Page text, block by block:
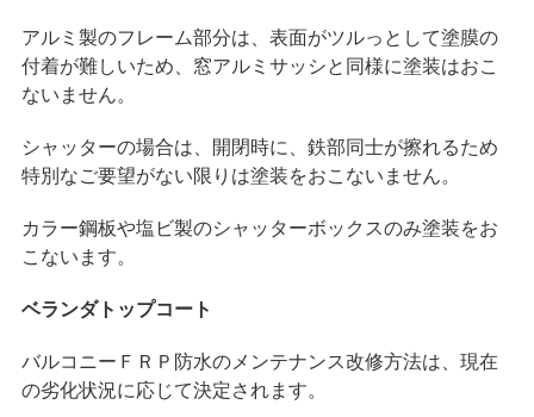
アルミ製のフレーム部分は、表面がツルっとして塗膜の
付着が難しいため、窓アルミサッシと同様に塗装はおこ
ないません。
シャッターの場合は、開閉時に、鉄部同士が擦れるため
特別なご要望がない限りは塗装をおこないません。
カラー鋼板や塩ビ製のシャッターボックスのみ塗装をお
こないます。
ベランダトップコート
バルコニーＦＲＰ防水のメンテナンス改修方法は、現在
の劣化状況に応じて決定されます。